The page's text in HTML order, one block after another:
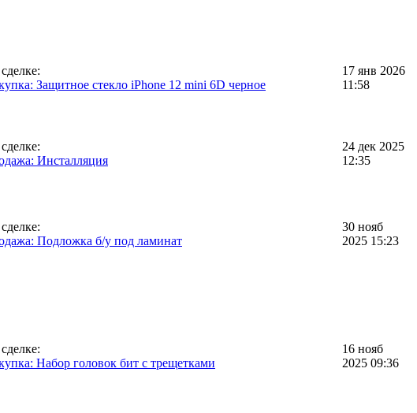
Защитное стекло iPhone 12 mini 6D черное
17 янв 2026
11:58
Инсталляция
24 дек 2025
12:35
Подложка б/у под ламинат
30 нояб
2025 15:23
Набор головок бит с трещетками
16 нояб
2025 09:36